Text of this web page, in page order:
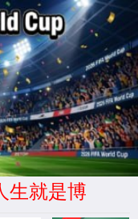
(Macau)股份
题反馈